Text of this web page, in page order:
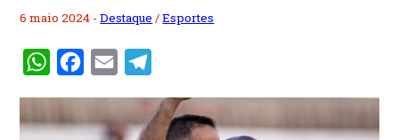
6 maio 2024 -Destaque /Esportes
WhatsAppFacebook
Email